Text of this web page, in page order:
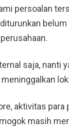
persoalan
saja, nanti
aktivitas para
masih